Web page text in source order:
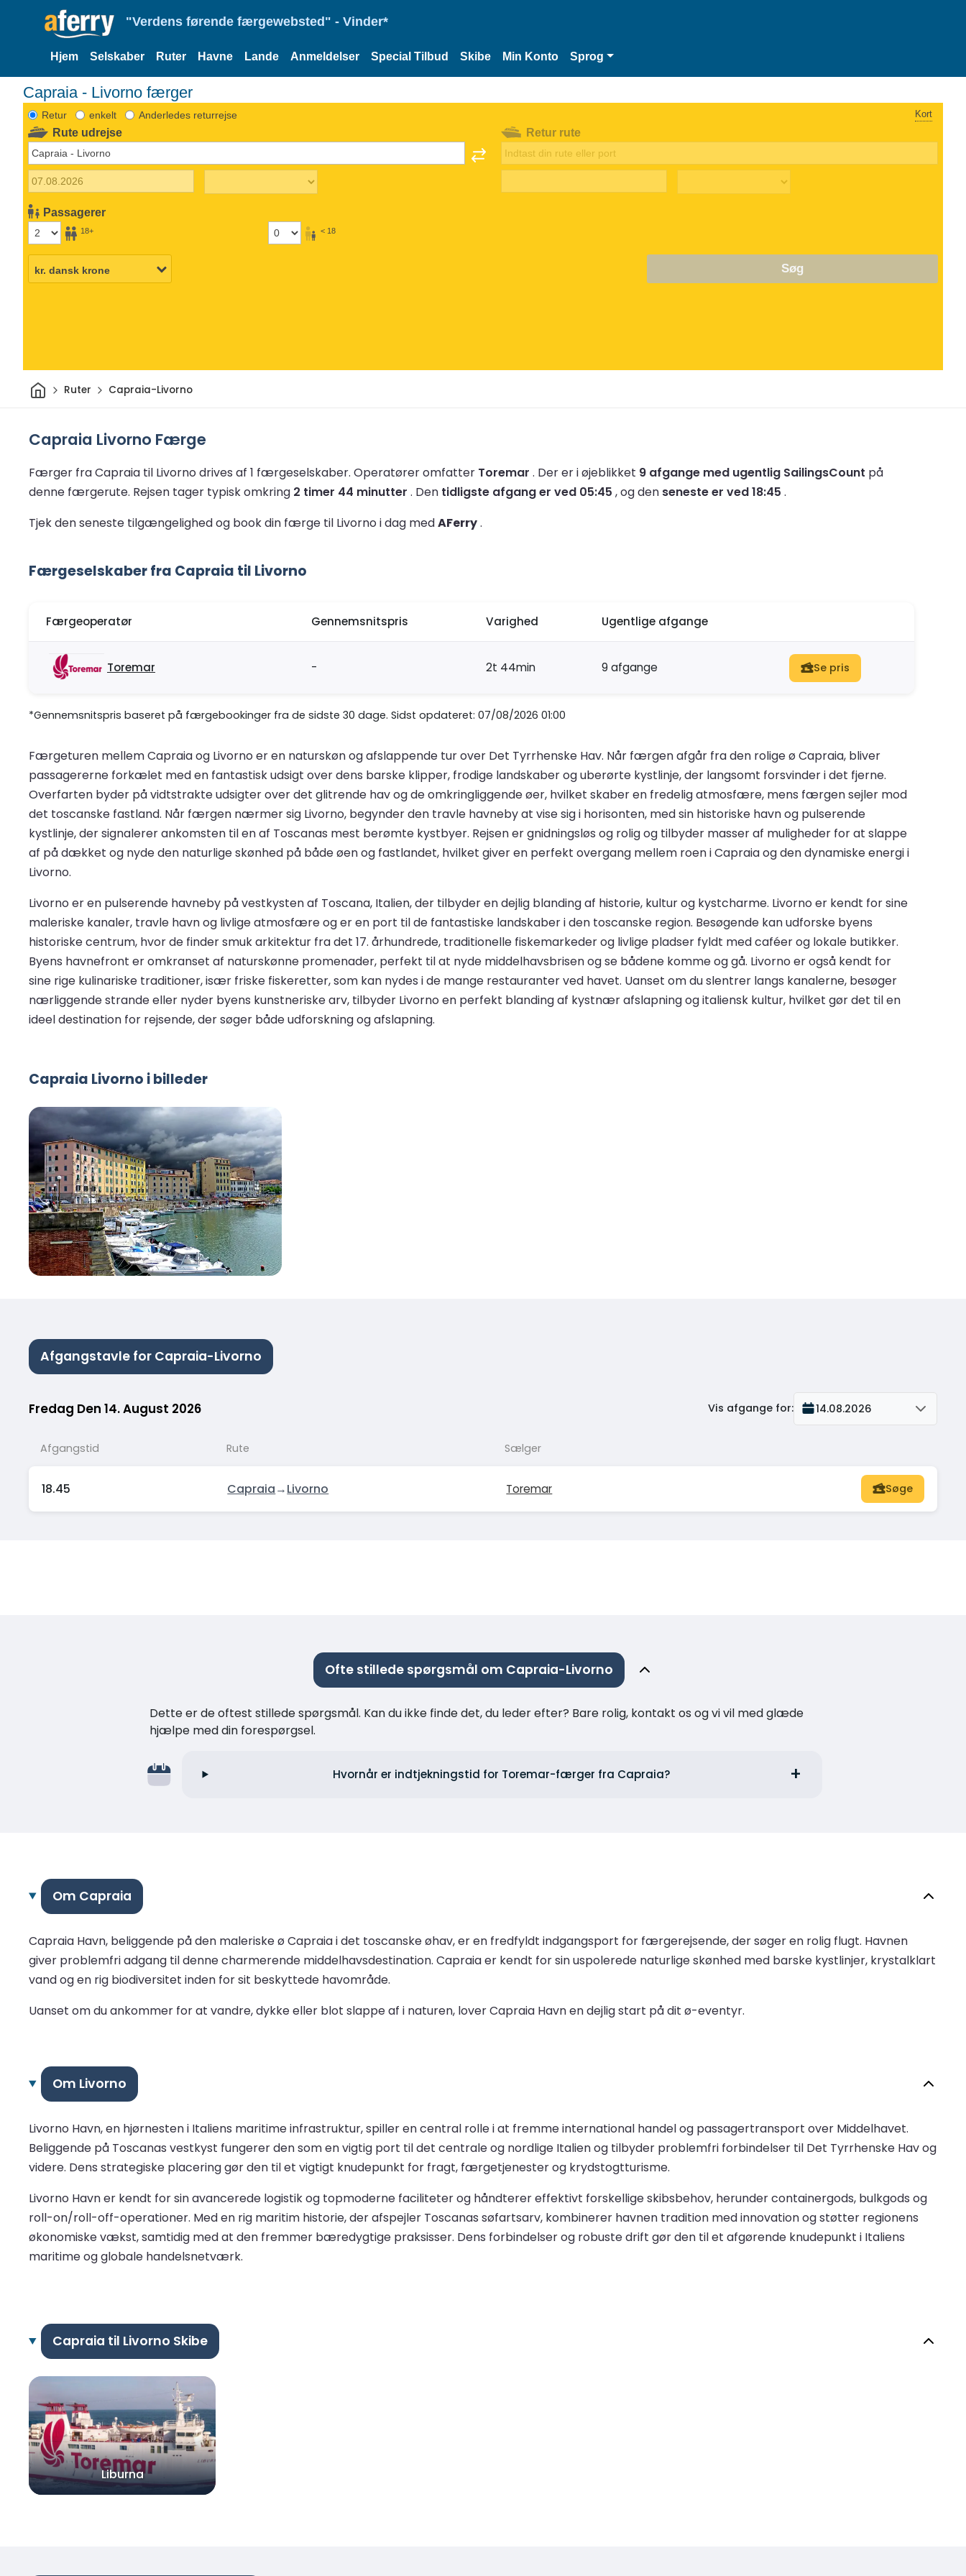
"Verdens førende færgewebsted" - Vinder*
Hjem Selskaber Ruter Havne Lande Anmeldelser Special Tilbud Skibe Min Konto Sprog
Capraia - Livorno færger
Retur enkelt Anderledes returrejse Kort
Rute udrejse
Passagerer
18+ < 18
Retur rute
Søg
HjemRuter Capraia-Livorno
Capraia Livorno Færge
Færger fra Capraia til Livorno drives af 1 færgeselskaber. Operatører omfatter Toremar . Der er i øjeblikket 9 afgange med ugentlig SailingsCount på
denne færgerute. Rejsen tager typisk omkring 2 timer 44 minutter . Den tidligste afgang er ved 05:45 , og den seneste er ved 18:45 .
Tjek den seneste tilgængelighed og book din færge til Livorno i dag medAFerry.
Færgeselskaber fra Capraia til Livorno
Færgeoperatør Gennemsnitspris Varighed Ugentlige afgange
Toremar - 2t 44min 9 afgange Se pris
*Gennemsnitspris baseret på færgebookinger fra de sidste 30 dage. Sidst opdateret: 07/08/2026 01:00
Færgeturen mellem Capraia og Livorno er en naturskøn og afslappende tur over Det Tyrrhenske Hav. Når færgen afgår fra den rolige ø Capraia, bliver
passagererne forkælet med en fantastisk udsigt over dens barske klipper, frodige landskaber og uberørte kystlinje, der langsomt forsvinder i det fjerne.
Overfarten byder på vidtstrakte udsigter over det glitrende hav og de omkringliggende øer, hvilket skaber en fredelig atmosfære, mens færgen sejler mod
det toscanske fastland. Når færgen nærmer sig Livorno, begynder den travle havneby at vise sig i horisonten, med sin historiske havn og pulserende
kystlinje, der signalerer ankomsten til en af Toscanas mest berømte kystbyer. Rejsen er gnidningsløs og rolig og tilbyder masser af muligheder for at slappe
af på dækket og nyde den naturlige skønhed på både øen og fastlandet, hvilket giver en perfekt overgang mellem roen i Capraia og den dynamiske energi i
Livorno.
Livorno er en pulserende havneby på vestkysten af Toscana, Italien, der tilbyder en dejlig blanding af historie, kultur og kystcharme. Livorno er kendt for sine
maleriske kanaler, travle havn og livlige atmosfære og er en port til de fantastiske landskaber i den toscanske region. Besøgende kan udforske byens
historiske centrum, hvor de finder smuk arkitektur fra det 17. århundrede, traditionelle fiskemarkeder og livlige pladser fyldt med caféer og lokale butikker.
Byens havnefront er omkranset af naturskønne promenader, perfekt til at nyde middelhavsbrisen og se bådene komme og gå. Livorno er også kendt for
sine rige kulinariske traditioner, især friske fiskeretter, som kan nydes i de mange restauranter ved havet. Uanset om du slentrer langs kanalerne, besøger
nærliggende strande eller nyder byens kunstneriske arv, tilbyder Livorno en perfekt blanding af kystnær afslapning og italiensk kultur, hvilket gør det til en
ideel destination for rejsende, der søger både udforskning og afslapning.
Capraia Livorno i billeder
Afgangstavle for Capraia-Livorno
Fredag Den 14. August 2026 Vis afgange for: 14.08.2026
Afgangstid Rute Sælger
18.45 Capraia→Livorno Toremar Søge
Ofte stillede spørgsmål om Capraia-Livorno
Dette er de oftest stillede spørgsmål. Kan du ikke finde det, du leder efter? Bare rolig, kontakt os og vi vil med glæde
hjælpe med din forespørgsel.
Hvornår er indtjekningstid for Toremar-færger fra Capraia?
Om Capraia
Capraia Havn, beliggende på den maleriske ø Capraia i det toscanske øhav, er en fredfyldt indgangsport for færgerejsende, der søger en rolig flugt. Havnen
giver problemfri adgang til denne charmerende middelhavsdestination. Capraia er kendt for sin uspolerede naturlige skønhed med barske kystlinjer, krystalklart
vand og en rig biodiversitet inden for sit beskyttede havområde.
Uanset om du ankommer for at vandre, dykke eller blot slappe af i naturen, lover Capraia Havn en dejlig start på dit ø-eventyr.
Om Livorno
Livorno Havn, en hjørnesten i Italiens maritime infrastruktur, spiller en central rolle i at fremme international handel og passagertransport over Middelhavet.
Beliggende på Toscanas vestkyst fungerer den som en vigtig port til det centrale og nordlige Italien og tilbyder problemfri forbindelser til Det Tyrrhenske Hav og
videre. Dens strategiske placering gør den til et vigtigt knudepunkt for fragt, færgetjenester og krydstogtturisme.
Livorno Havn er kendt for sin avancerede logistik og topmoderne faciliteter og håndterer effektivt forskellige skibsbehov, herunder containergods, bulkgods og
roll-on/roll-off-operationer. Med en rig maritim historie, der afspejler Toscanas søfartsarv, kombinerer havnen tradition med innovation og støtter regionens
økonomiske vækst, samtidig med at den fremmer bæredygtige praksisser. Dens forbindelser og robuste drift gør den til et afgørende knudepunkt i Italiens
maritime og globale handelsnetværk.
Capraia til Livorno Skibe
Liburna